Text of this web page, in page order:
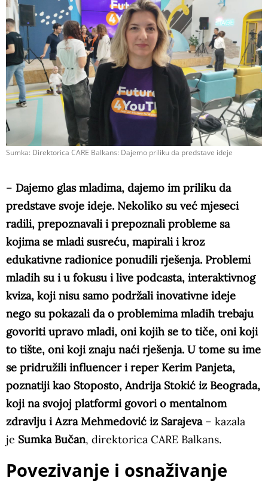
Sumka: Direktorica CARE Balkans: Dajemo priliku da predstave ideje
– Dajemo glas mladima, dajemo im priliku da
predstave svoje ideje. Nekoliko su već mjeseci
radili, prepoznavali i prepoznali probleme sa
kojima se mladi susreću, mapirali i kroz
edukativne radionice ponudili rješenja. Problemi
mladih su i u fokusu i live podcasta, interaktivnog
kviza, koji nisu samo podržali inovativne ideje
nego su pokazali da o problemima mladih trebaju
govoriti upravo mladi, oni kojih se to tiče, oni koji
to tište, oni koji znaju naći rješenja. U tome su ime
se pridružili influencer i reper Kerim Panjeta,
poznatiji kao Stoposto, Andrija Stokić iz Beograda,
koji na svojoj platformi govori o mentalnom
zdravlju i Azra Mehmedović iz Sarajeva– kazala
je Sumka Bučan, direktorica CARE Balkans.
Povezivanje i osnaživanje